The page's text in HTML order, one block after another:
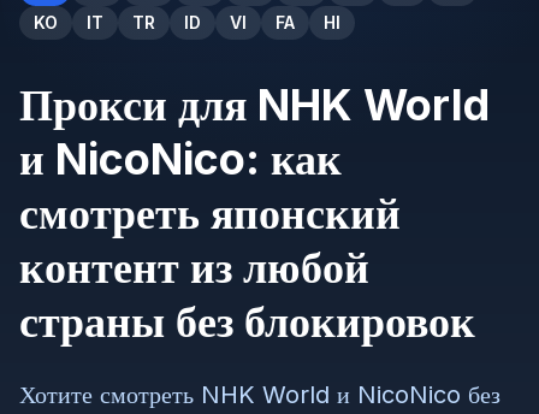
KO
IT TR ID VI FA HI
Прокси для NHK World
и NicoNico: как
смотреть японский
контент из любой
страны без блокировок
Хотите смотреть NHK World и NicoNico без